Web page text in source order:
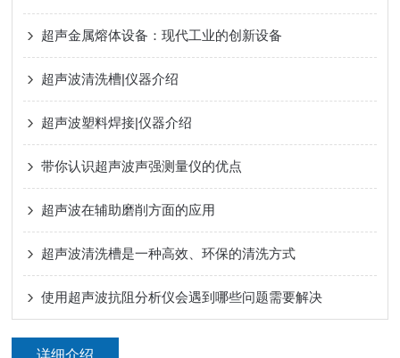
超声金属熔体设备：现代工业的创新设备
超声波清洗槽|仪器介绍
超声波塑料焊接|仪器介绍
带你认识超声波声强测量仪的优点
超声波在辅助磨削方面的应用
超声波清洗槽是一种高效、环保的清洗方式
使用超声波抗阻分析仪会遇到哪些问题需要解决
详细介绍